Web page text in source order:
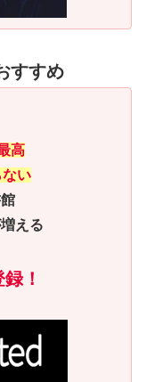
すすめ
高
ない
える
！